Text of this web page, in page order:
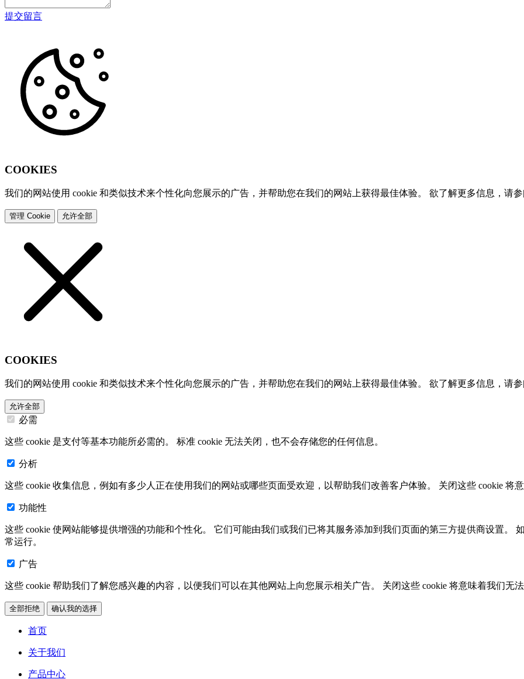
提交留言
COOKIES
我们的网站使用 cookie 和类似技术来个性化向您展示的广告，并帮助您在我们的网站上获得最佳体验。 欲了解更多信息，请
管理 Cookie 允许全部
COOKIES
我们的网站使用 cookie 和类似技术来个性化向您展示的广告，并帮助您在我们的网站上获得最佳体验。 欲了解更多信息，请
允许全部
必需
这些 cookie 是支付等基本功能所必需的。 标准 cookie 无法关闭，也不会存储您的任何信息。
分析
这些 cookie 收集信息，例如有多少人正在使用我们的网站或哪些页面受欢迎，以帮助我们改善客户体验。 关闭这些 cookie 将
功能性
这些 cookie 使网站能够提供增强的功能和个性化。 它们可能由我们或我们已将其服务添加到我们页面的第三方提供商设置。
常运行。
广告
这些 cookie 帮助我们了解您感兴趣的内容，以便我们可以在其他网站上向您展示相关广告。 关闭这些 cookie 将意味着我们无
全部拒绝 确认我的选择
首页
关于我们
产品中心